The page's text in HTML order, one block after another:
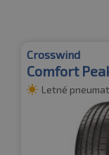
Crosswind
Comfort
Letné